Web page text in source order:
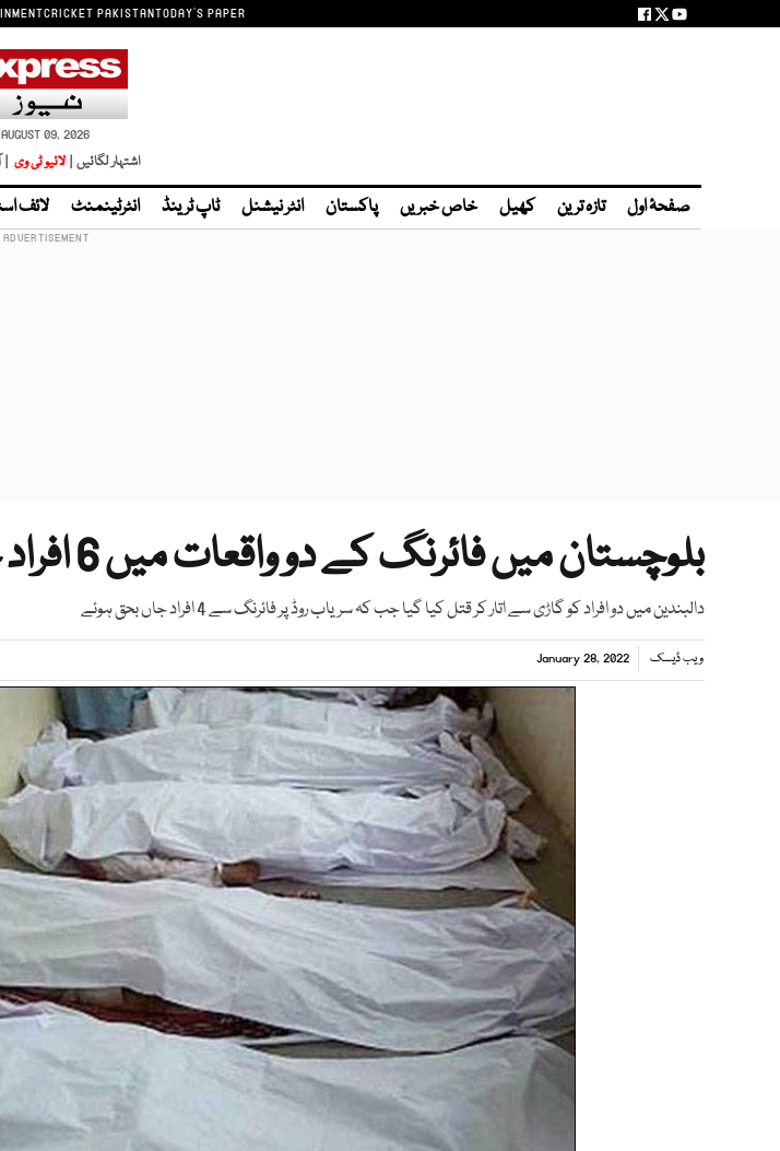
CRICKET PAKISTANTODAY'S PAPER
AUGUST 09, 2026
اشتہار لگائیں | لائیو ٹی وی |
صفحۂ اول تازہ ترین کھیل خاص خبریں پاکستان انٹر نیشنل ٹاپ ٹرینڈ انٹرٹینمنٹ لائف
بلوچستان میں فائرنگ کے دو واقعات میں 6 افراد جاں بحق
دالبندین میں دو افراد کو گاڑی سے اتار کر قتل کیا گیا جب کہ سریاب روڈ پر فائرنگ سے 4 افراد جاں بحق ہوئے
ویب ڈیسک January 28, 2022